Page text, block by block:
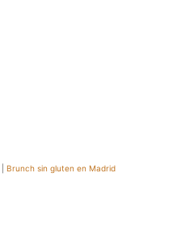
Brunch sin gluten en Madrid